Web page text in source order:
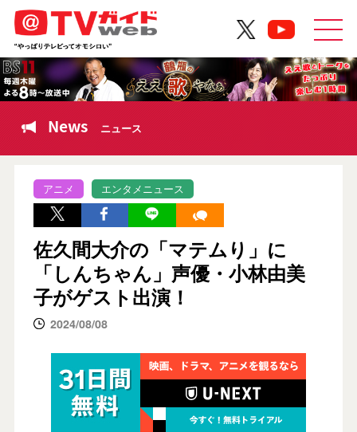
News ニュース
アニメ エンタメニュース
佐久間大介の「マテムり」に
「しんちゃん」声優・小林由美
子がゲスト出演！
2024/08/08